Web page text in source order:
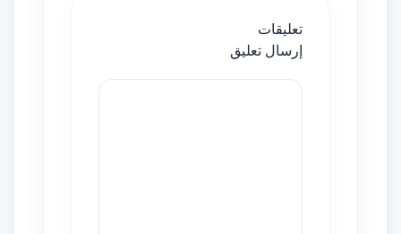
تعليقات
إرسال تعليق